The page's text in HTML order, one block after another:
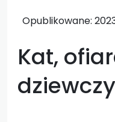
Opublikowane:
Kat,